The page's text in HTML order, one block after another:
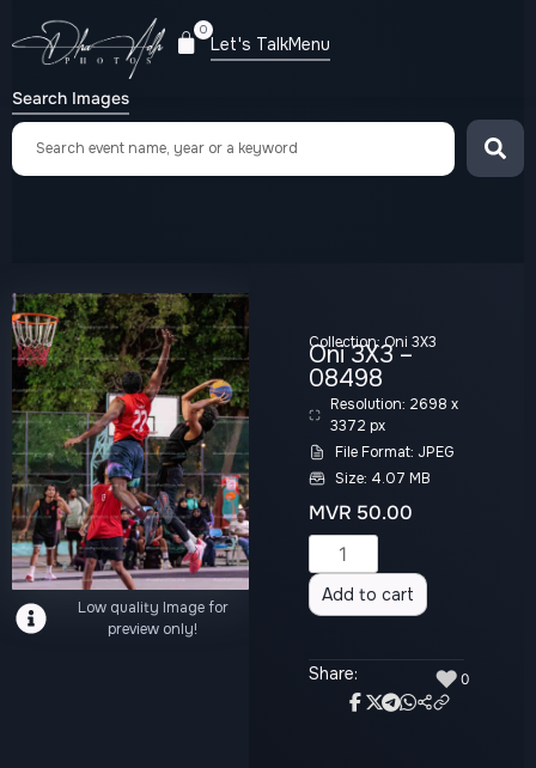
0
Let's TalkMenu
Search Images
Low quality Image for
preview only!
Collection:Oni 3X3
Oni 3X3 –
08498
Resolution: 2698 x
3372 px
File Format: JPEG
Size: 4.07 MB
MVR 50.00
Add to cart
Share: ♥ 0